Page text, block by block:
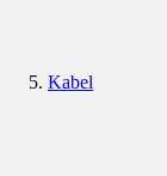
Kabel